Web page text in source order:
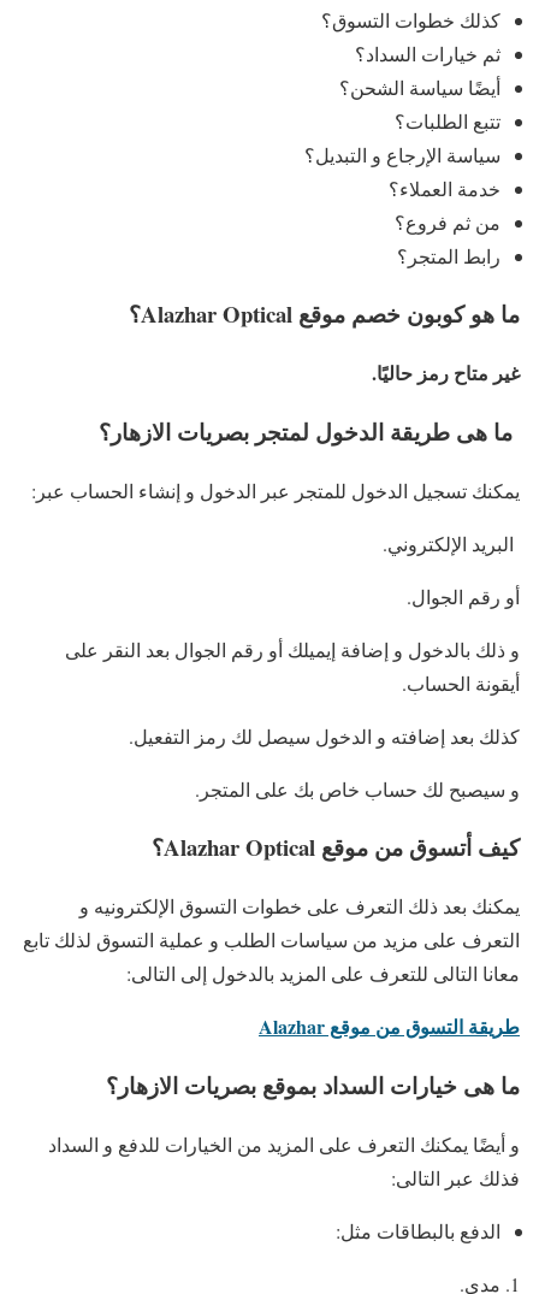
كذلك خطوات التسوق؟
ثم خيارات السداد؟
أيضًا سياسة الشحن؟
تتبع الطلبات؟
سياسة الإرجاع و التبديل؟
خدمة العملاء؟
من ثم فروع؟
رابط المتجر؟
ما هو كوبون خصم موقع Alazhar Optical؟
غير متاح رمز حاليًا.
ما هى طريقة الدخول لمتجر بصريات الازهار؟
يمكنك تسجيل الدخول للمتجر عبر الدخول و إنشاء الحساب عبر:
البريد الإلكتروني.
أو رقم الجوال.
و ذلك بالدخول و إضافة إيميلك أو رقم الجوال بعد النقر على
أيقونة الحساب.
كذلك بعد إضافته و الدخول سيصل لك رمز التفعيل.
و سيصبح لك حساب خاص بك على المتجر.
كيف أتسوق من موقع Alazhar Optical؟
يمكنك بعد ذلك التعرف على خطوات التسوق الإلكترونيه و
التعرف على مزيد من سياسات الطلب و عملية التسوق لذلك تابع
معانا التالى للتعرف على المزيد بالدخول إلى التالى:
طريقة التسوق من موقع Alazhar
ما هى خيارات السداد بموقع بصريات الازهار؟
و أيضًا يمكنك التعرف على المزيد من الخيارات للدفع و السداد
فذلك عبر التالى:
الدفع بالبطاقات مثل:
مدي.